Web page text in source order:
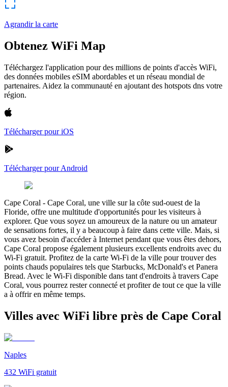
Agrandir la carte
Obtenez WiFi Map
Téléchargez l'application pour des millions de points d'accès WiFi,
des données mobiles eSIM abordables et un réseau mondial de
partenaires. Aidez la communauté en ajoutant des hotspots dns votre
région.
Télécharger pour iOS
Télécharger pour Android
Cape Coral - Cape Coral, une ville sur la côte sud-ouest de la
Floride, offre une multitude d'opportunités pour les visiteurs à
explorer. Que vous soyez un amoureux de la nature ou un amateur
de sensations fortes, il y a beaucoup à faire dans cette ville. Mais, si
vous avez besoin d'accéder à Internet pendant que vous êtes dehors,
Cape Coral propose également plusieurs excellents endroits avec du
Wi-Fi gratuit. Profitez de la carte Wi-Fi de la ville pour trouver des
points chauds populaires tels que Starbucks, McDonald's et Panera
Bread. Avec le Wi-Fi disponible dans tant d'endroits à travers Cape
Coral, vous pourrez rester connecté et profiter de tout ce que la ville
a à offrir en même temps.
Villes avec WiFi libre près de Cape Coral
Naples
432 WiFi gratuit